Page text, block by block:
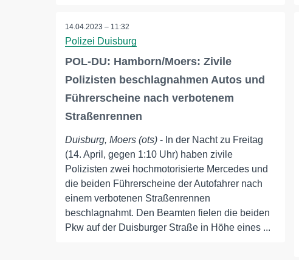
14.04.2023 – 11:32
Polizei Duisburg
POL-DU: Hamborn/Moers: Zivile
Polizisten beschlagnahmen Autos und
Führerscheine nach verbotenem
Straßenrennen
Duisburg, Moers (ots) - In der Nacht zu Freitag
(14. April, gegen 1:10 Uhr) haben zivile
Polizisten zwei hochmotorisierte Mercedes und
die beiden Führerscheine der Autofahrer nach
einem verbotenen Straßenrennen
beschlagnahmt. Den Beamten fielen die beiden
Pkw auf der Duisburger Straße in Höhe eines ...